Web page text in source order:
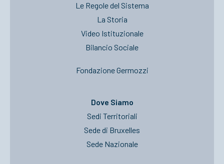
Le Regole del Sistema
La Storia
Video Istituzionale
Bilancio Sociale
Fondazione Germozzi
Dove Siamo
Sedi Territoriali
Sede di Bruxelles
Sede Nazionale